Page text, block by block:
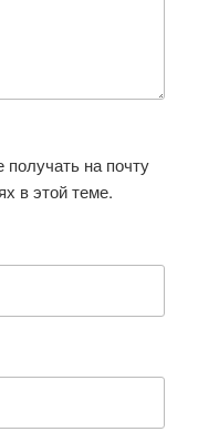
получать на почту
в этой теме.